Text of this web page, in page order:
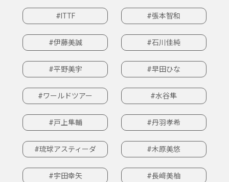
#ITTF #張本智和
#伊藤美誠 #石川佳純
#平野美宇 #早田ひな
#ワールドツアー #水谷隼
#戸上隼輔 #丹羽孝希
#琉球アスティーダ #木原美悠
#宇田幸矢 #長﨑美柚